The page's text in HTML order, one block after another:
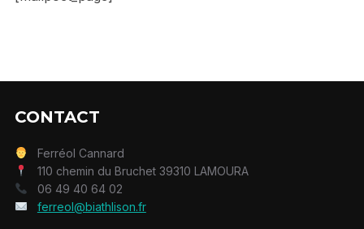
CONTACT
Ferréol Cannard
110 chemin du Bruchet 39310 LAMOURA
06 49 40 64 02
ferreol@biathlison.fr